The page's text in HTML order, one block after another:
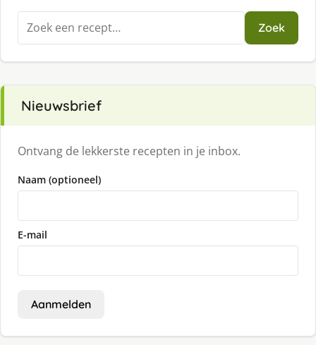
Zoeken
naar:
Zoek
Nieuwsbrief
Ontvang de lekkerste recepten in je inbox.
Naam (optioneel)
E-mail
Aanmelden